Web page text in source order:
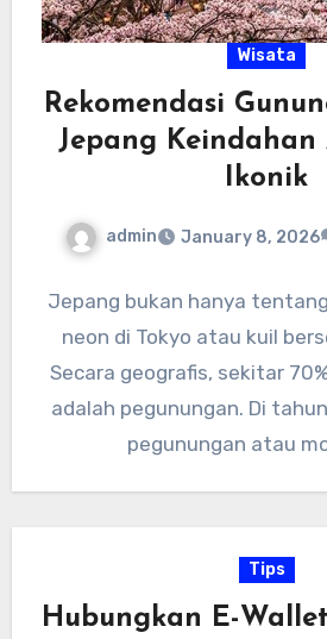
Wisata
Rekomendasi
Jepang Keindahan
Ikonik
admin January 8, 2026
Jepang bukan hanya
neon di Tokyo atau kuil
Secara geografis, sekitar
adalah pegunungan. Di
pegunungan atau
Tips
Hubungkan E-